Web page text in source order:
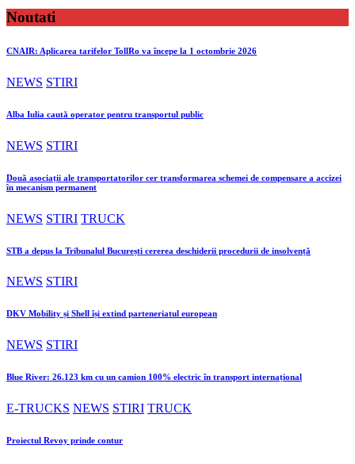
Noutati
CNAIR: Aplicarea tarifelor TollRo va începe la 1 octombrie 2026
NEWS STIRI
Alba Iulia caută operator pentru transportul public
NEWS STIRI
Două asociații ale transportatorilor cer transformarea schemei de compensare a accizei
în mecanism permanent
NEWS STIRI TRUCK
STB a depus la Tribunalul București cererea deschiderii procedurii de insolvență
NEWS STIRI
DKV Mobility și Shell își extind parteneriatul european
NEWS STIRI
Blue River: 26.123 km cu un camion 100% electric în transport internațional
E-TRUCKS NEWS STIRI TRUCK
Proiectul Revoy prinde contur